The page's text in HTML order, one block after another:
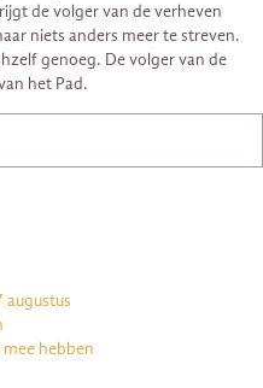
de volger van de verheven
niets anders meer te streven.
genoeg. De volger van de
het Pad.
hebben